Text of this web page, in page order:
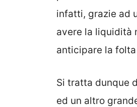
infatti, grazie ad
avere la liquidità
anticipare la
Si tratta dunque
ed un altro